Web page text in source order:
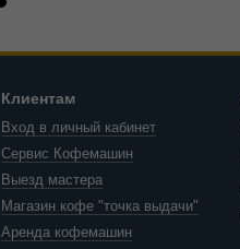
Клиентам
Вход в личный кабинет
Сервис Кофемашин
Выезд мастера
Магазин кофе "точка выдачи"
Аренда кофемашин